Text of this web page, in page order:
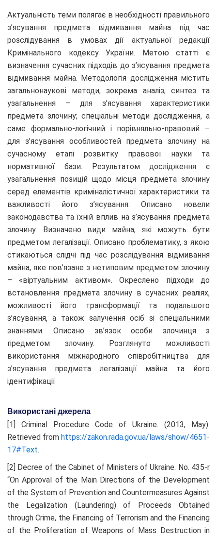
Актуальність теми полягає в необхідності правильного
з’ясування предмета відмивання майна під час
розслідування в умовах дії актуальної редакції
Кримінального кодексу України. Метою статті є
визначення сучасних підходів до з’ясування предмета
відмивання майна. Методологія дослідження містить
загальнонаукові методи, зокрема аналіз, синтез та
узагальнення – для з’ясування характеристики
предмета злочину; спеціальні методи дослідження, а
саме формально-логічний і порівняльно-правовий –
для з’ясування особливостей предмета злочину на
сучасному етапі розвитку правової науки та
нормативної бази. Результатом дослідження є
узагальнення позицій щодо місця предмета злочину
серед елементів криміналістичної характеристики та
важливості його з’ясування. Описано новели
законодавства та їхній вплив на з’ясування предмета
злочину. Визначено види майна, які можуть бути
предметом легалізації. Описано проблематику, з якою
стикаються слідчі під час розслідування відмивання
майна, яке пов’язане з нетиповим предметом злочину
– «віртуальним активом». Окреслено підходи до
встановлення предмета злочину в сучасних реаліях,
можливості його трансформації та подальшого
з’ясування, а також залучення осіб зі спеціальними
знаннями. Описано зв’язок особи злочинця з
предметом злочину. Розглянуто можливості
використання міжнародного співробітництва для
з’ясування предмета легалізації майна та його
ідентифікації
Використані джерела
[1] Criminal Procedure Code of Ukraine. (2013, May).
Retrieved from https://zakon.rada.gov.ua/laws/show/4651-
17#Text.
[2] Decree of the Cabinet of Ministers of Ukraine. No. 435-r
“On Approval of the Main Directions of the Development
of the System of Prevention and Countermeasures Against
the Legalization (Laundering) of Proceeds Obtained
through Crime, the Financing of Terrorism and the Financing
of the Proliferation of Weapons of Mass Destruction in